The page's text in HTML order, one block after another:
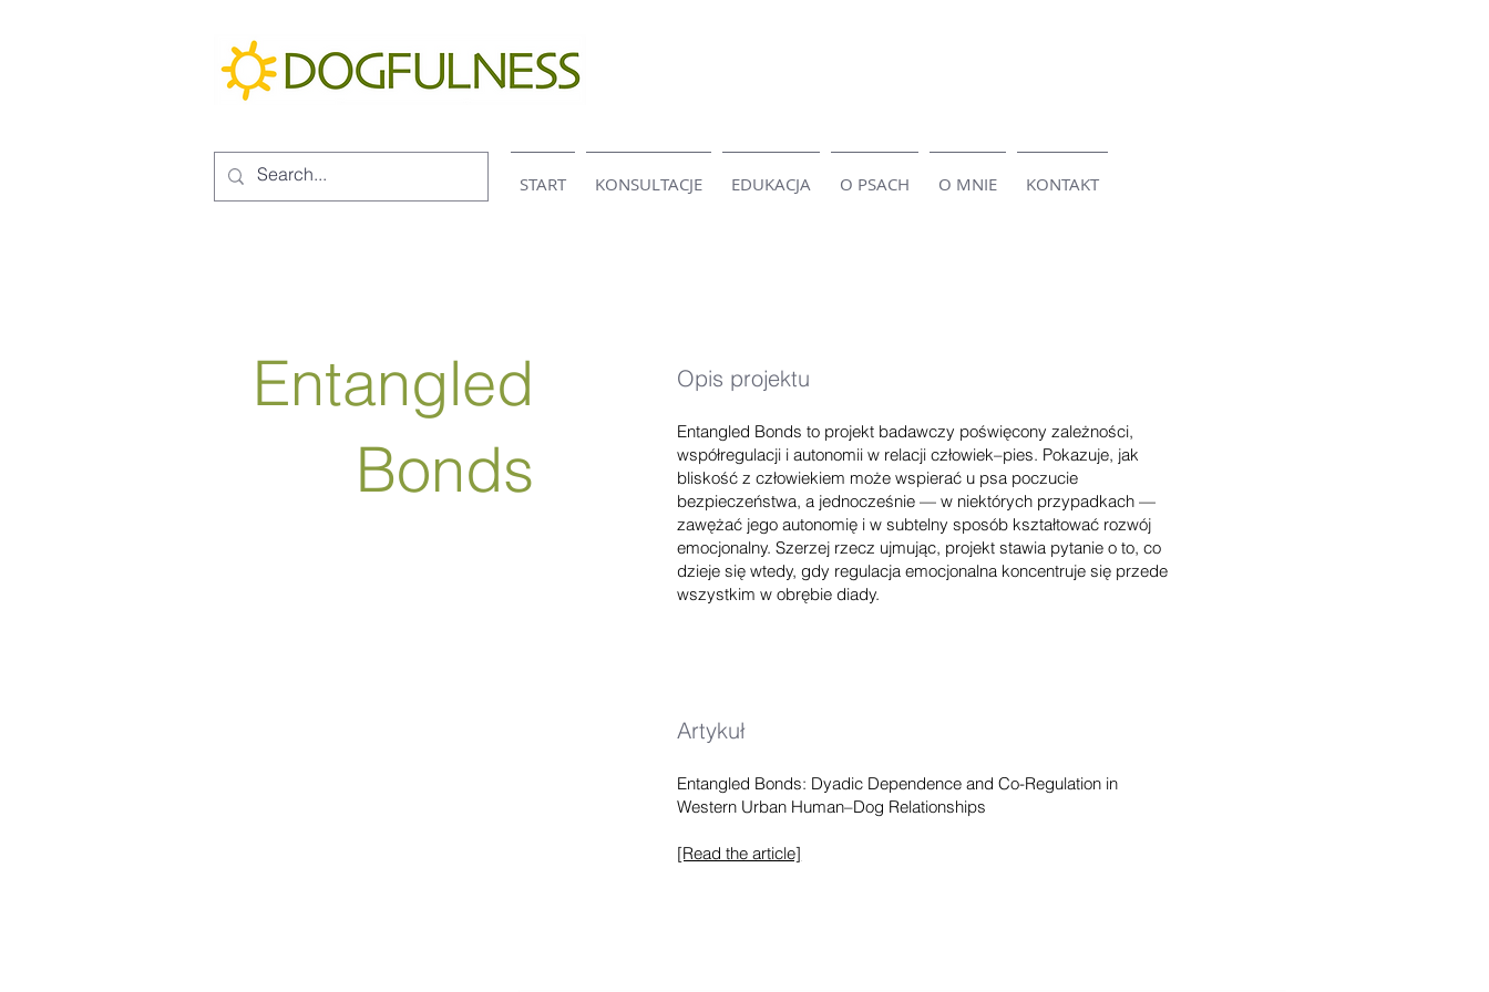
START KONSULTACJE EDUKACJA O PSACH O MNIE KONTAKT
Entangled
Bonds
Opis projektu
Entangled Bonds to projekt badawczy poświęcony zależności,
współregulacji i autonomii w relacji człowiek–pies. Pokazuje, jak
bliskość z człowiekiem może wspierać u psa poczucie
bezpieczeństwa, a jednocześnie — w niektórych przypadkach —
zawężać jego autonomię i w subtelny sposób kształtować rozwój
emocjonalny. Szerzej rzecz ujmując, projekt stawia pytanie o to, co
dzieje się wtedy, gdy regulacja emocjonalna koncentruje się przede
wszystkim w obrębie diady.
Artykuł
Entangled Bonds: Dyadic Dependence and Co-Regulation in
Western Urban Human–Dog Relationships
[Read the article]